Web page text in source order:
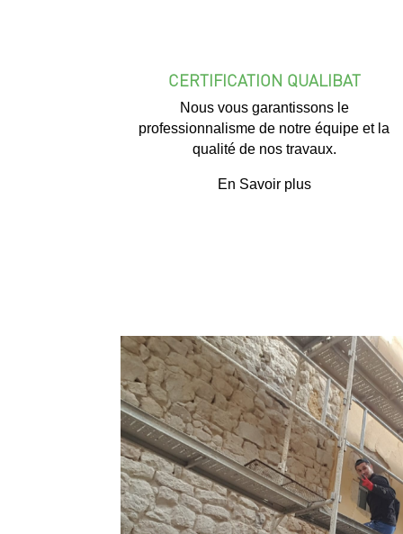
CERTIFICATION QUALIBAT
Nous vous garantissons le
professionnalisme de notre équipe et la
qualité de nos travaux.
En Savoir plus